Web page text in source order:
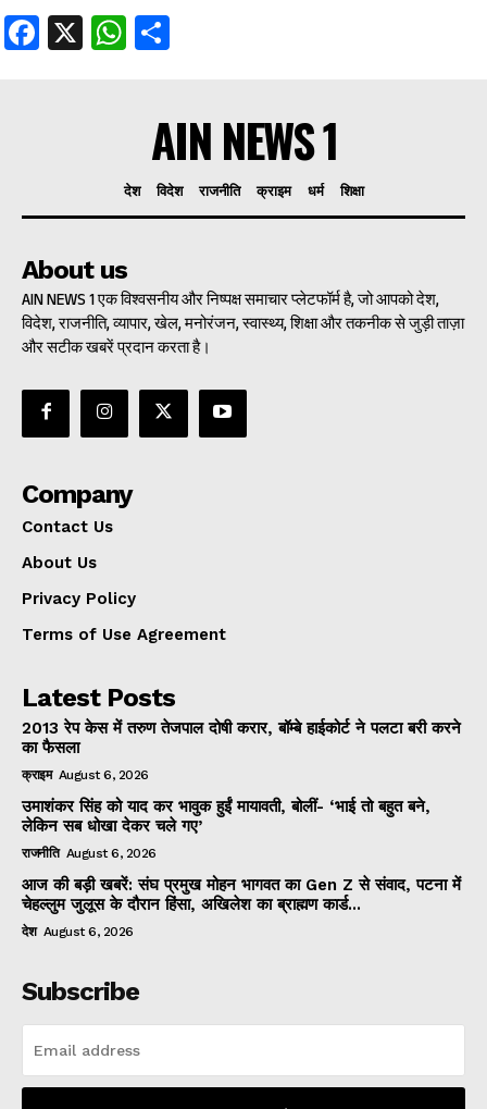
Facebook
X WhatsApp
AIN NEWS 1
देश विदेश राजनीति क्राइम धर्म शिक्षा
About us
AIN NEWS 1 एक विश्वसनीय और निष्पक्ष समाचार प्लेटफॉर्म है, जो आपको देश,
विदेश, राजनीति, व्यापार, खेल, मनोरंजन, स्वास्थ्य, शिक्षा और तकनीक से जुड़ी ताज़ा
और सटीक खबरें प्रदान करता है।
Company
Contact Us
About Us
Privacy Policy
Terms of Use Agreement
Latest Posts
2013 रेप केस में तरुण तेजपाल दोषी करार, बॉम्बे हाईकोर्ट ने पलटा बरी करने
का फैसला
क्राइम August 6, 2026
उमाशंकर सिंह को याद कर भावुक हुईं मायावती, बोलीं- ‘भाई तो बहुत बने,
लेकिन सब धोखा देकर चले गए’
राजनीति August 6, 2026
आज की बड़ी खबरें: संघ प्रमुख मोहन भागवत का Gen Z से संवाद, पटना में
चेहल्लुम जुलूस के दौरान हिंसा, अखिलेश का ब्राह्मण कार्ड...
देश August 6, 2026
Subscribe